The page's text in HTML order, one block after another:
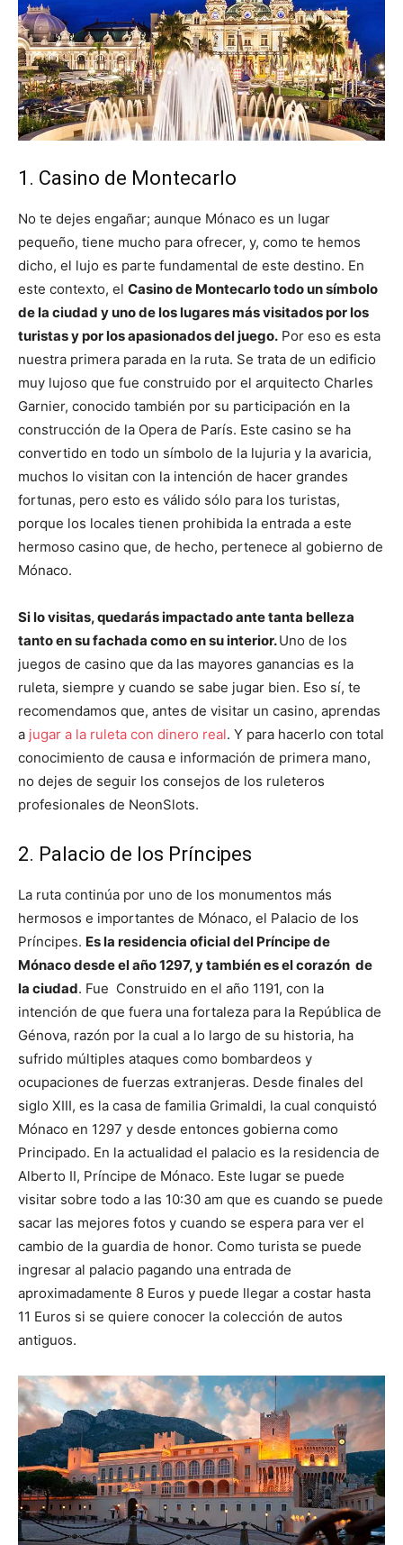
1. Casino de Montecarlo
No te dejes engañar; aunque Mónaco es un lugar
pequeño, tiene mucho para ofrecer, y, como te hemos
dicho, el lujo es parte fundamental de este destino. En
este contexto, el Casino de Montecarlo todo un símbolo
de la ciudad y uno de los lugares más visitados por los
turistas y por los apasionados del juego. Por eso es esta
nuestra primera parada en la ruta. Se trata de un edificio
muy lujoso que fue construido por el arquitecto Charles
Garnier, conocido también por su participación en la
construcción de la Opera de París. Este casino se ha
convertido en todo un símbolo de la lujuria y la avaricia,
muchos lo visitan con la intención de hacer grandes
fortunas, pero esto es válido sólo para los turistas,
porque los locales tienen prohibida la entrada a este
hermoso casino que, de hecho, pertenece al gobierno de
Mónaco.
Si lo visitas, quedarás impactado ante tanta belleza
tanto en su fachada como en su interior.Uno de los
juegos de casino que da las mayores ganancias es la
ruleta, siempre y cuando se sabe jugar bien. Eso sí, te
recomendamos que, antes de visitar un casino, aprendas
a jugar a la ruleta con dinero real. Y para hacerlo con total
conocimiento de causa e información de primera mano,
no dejes de seguir los consejos de los ruleteros
profesionales de NeonSlots.
2. Palacio de los Príncipes
La ruta continúa por uno de los monumentos más
hermosos e importantes de Mónaco, el Palacio de los
Príncipes. Es la residencia oficial del Príncipe de
Mónaco desde el año 1297, y también es el corazón de
la ciudad. Fue Construido en el año 1191, con la
intención de que fuera una fortaleza para la República de
Génova, razón por la cual a lo largo de su historia, ha
sufrido múltiples ataques como bombardeos y
ocupaciones de fuerzas extranjeras. Desde finales del
siglo XIII, es la casa de familia Grimaldi, la cual conquistó
Mónaco en 1297 y desde entonces gobierna como
Principado. En la actualidad el palacio es la residencia de
Alberto II, Príncipe de Mónaco. Este lugar se puede
visitar sobre todo a las 10:30 am que es cuando se puede
sacar las mejores fotos y cuando se espera para ver el
cambio de la guardia de honor. Como turista se puede
ingresar al palacio pagando una entrada de
aproximadamente 8 Euros y puede llegar a costar hasta
11 Euros si se quiere conocer la colección de autos
antiguos.